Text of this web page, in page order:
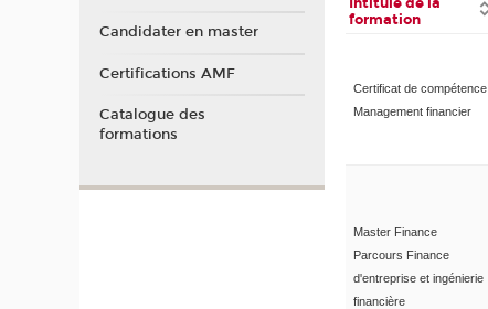
formation
Certificat de compétence
Management financier
Master Finance
Parcours Finance
d'entreprise et ingénierie
financière
Candidater en master
Certifications AMF
Catalogue des
formations